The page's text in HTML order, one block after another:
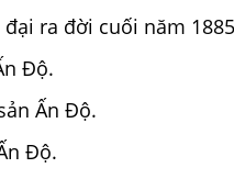
ra đời cuối năm
Độ.
Ấn Độ.
Độ.